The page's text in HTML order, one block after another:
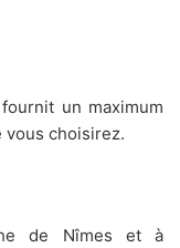
un maximum
choisirez.
de Nîmes et à